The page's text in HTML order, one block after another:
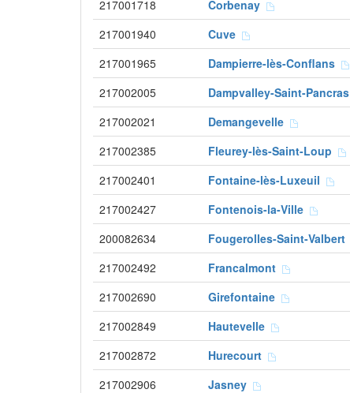
217001718 Corbenay
217001940 Cuve
217001965 Dampierre-lès-Conflans
217002005 Dampvalley-Saint-Pancras
217002021 Demangevelle
217002385 Fleurey-lès-Saint-Loup
217002401 Fontaine-lès-Luxeuil
217002427 Fontenois-la-Ville
200082634 Fougerolles-Saint-Valbert
217002492 Francalmont
217002690 Girefontaine
217002849 Hautevelle
217002872 Hurecourt
217002906 Jasney